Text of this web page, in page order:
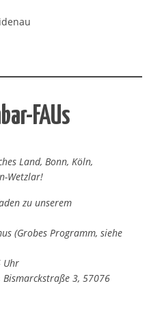
FAUs
Land, Bonn, Köln,
Wetzlar!
zu unserem
(Grobes Programm, siehe
Uhr
Bismarckstraße 3, 57076